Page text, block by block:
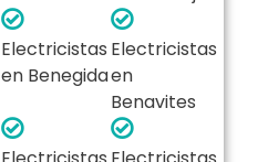
Electricistas
en Benegida
Electricistas
en
Benavites